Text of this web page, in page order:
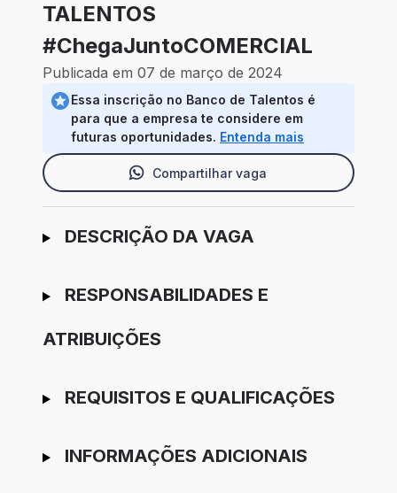
TALENTOS
#ChegaJuntoCOMERCIAL
Publicada em 07 de março de 2024
Essa inscrição no Banco de Talentos é
para que a empresa te considere em
futuras oportunidades. Entenda mais
Compartilhar vaga
Ir para candidatura
DESCRIÇÃO DA VAGA
RESPONSABILIDADES E
ATRIBUIÇÕES
REQUISITOS E QUALIFICAÇÕES
INFORMAÇÕES ADICIONAIS